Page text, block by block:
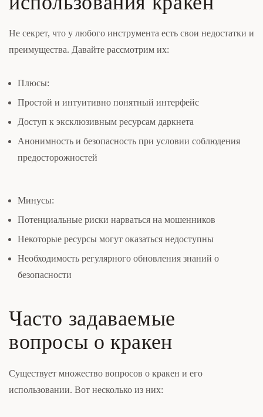
Не секрет, что у любого инструмента есть свои недостатки и
преимущества. Давайте рассмотрим их:
Плюсы:
Простой и интуитивно понятный интерфейс
Доступ к эксклюзивным ресурсам даркнета
Анонимность и безопасность при условии соблюдения
предосторожностей
Минусы:
Потенциальные риски нарваться на мошенников
Некоторые ресурсы могут оказаться недоступны
Необходимость регулярного обновления знаний о
безопасности
Часто задаваемые
вопросы о кракен
Существует множество вопросов о кракен и его
использовании. Вот несколько из них: